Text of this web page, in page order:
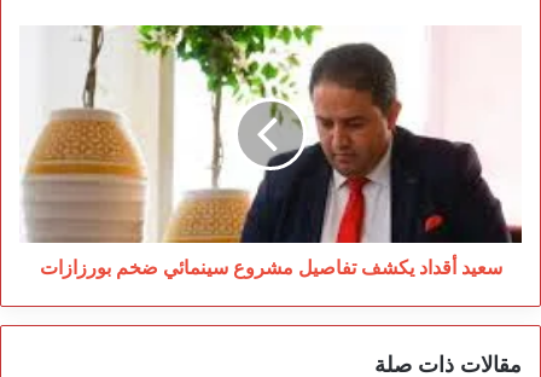
مشروع
سينمائي
ضخم
بورزازات
سعيد أقداد يكشف تفاصيل مشروع سينمائي ضخم بورزازات
مقالات ذات صلة